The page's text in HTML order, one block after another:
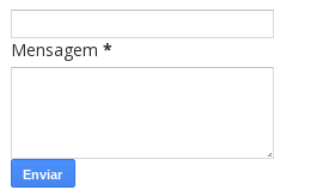
Mensagem *